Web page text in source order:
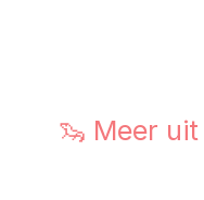
🦦 Meer